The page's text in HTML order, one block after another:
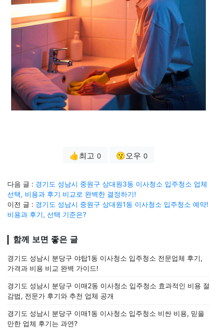
👍최고 0 😗오우 0
다음 글 : 경기도 성남시 중원구 상대원3동 이사청소 입주청소 업체
선택, 비용과 후기 비교로 완벽한 결정하기!
이전 글 : 경기도 성남시 중원구 상대원1동 이사청소 입주청소 예약!
비용과 후기, 선택 기준은?
함께 보면 좋은 글
경기도 성남시 분당구 야탑1동 이사청소 입주청소 전문업체 후기,
가격과 비용 비교 완벽 가이드!
경기도 성남시 분당구 이매2동 이사청소 입주청소 효과적인 비용 절
감법, 전문가 후기와 추천 업체 공개
경기도 성남시 분당구 이매1동 이사청소 입주청소 비싼 비용, 믿을
만한 업체 후기는 과연?